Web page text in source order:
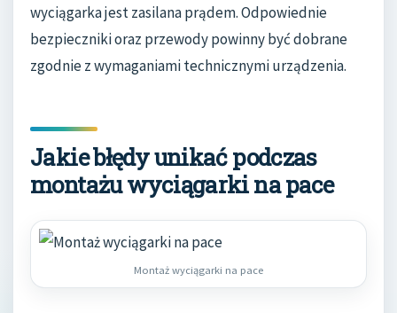
wyciągarka jest zasilana prądem. Odpowiednie
bezpieczniki oraz przewody powinny być dobrane
zgodnie z wymaganiami technicznymi urządzenia.
Jakie błędy unikać podczas
montażu wyciągarki na pace
Montaż wyciągarki na pace